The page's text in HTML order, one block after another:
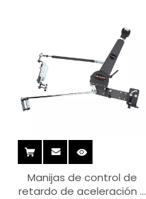
Manijas de control de
retardo de aceleración y